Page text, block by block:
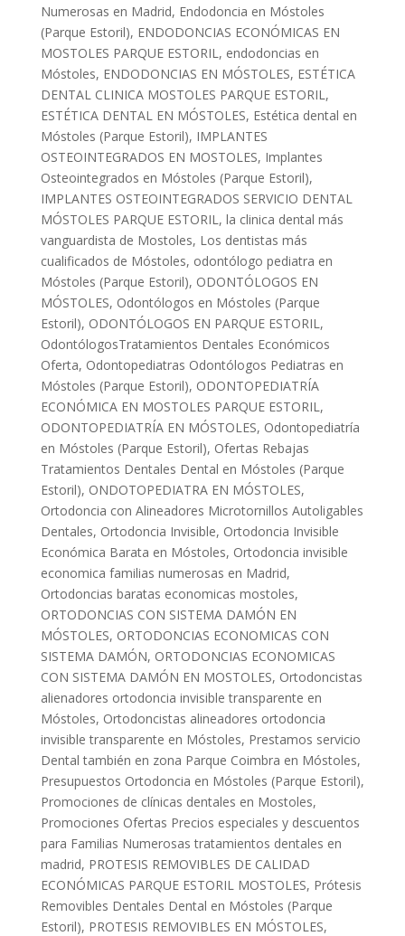
Numerosas en Madrid, Endodoncia en Móstoles
(Parque Estoril), ENDODONCIAS ECONÓMICAS EN
MOSTOLES PARQUE ESTORIL, endodoncias en
Móstoles, ENDODONCIAS EN MÓSTOLES, ESTÉTICA
DENTAL CLINICA MOSTOLES PARQUE ESTORIL,
ESTÉTICA DENTAL EN MÓSTOLES, Estética dental en
Móstoles (Parque Estoril), IMPLANTES
OSTEOINTEGRADOS EN MOSTOLES, Implantes
Osteointegrados en Móstoles (Parque Estoril),
IMPLANTES OSTEOINTEGRADOS SERVICIO DENTAL
MÓSTOLES PARQUE ESTORIL, la clinica dental más
vanguardista de Mostoles, Los dentistas más
cualificados de Móstoles, odontólogo pediatra en
Móstoles (Parque Estoril), ODONTÓLOGOS EN
MÓSTOLES, Odontólogos en Móstoles (Parque
Estoril), ODONTÓLOGOS EN PARQUE ESTORIL,
OdontólogosTratamientos Dentales Económicos
Oferta, Odontopediatras Odontólogos Pediatras en
Móstoles (Parque Estoril), ODONTOPEDIATRÍA
ECONÓMICA EN MOSTOLES PARQUE ESTORIL,
ODONTOPEDIATRÍA EN MÓSTOLES, Odontopediatría
en Móstoles (Parque Estoril), Ofertas Rebajas
Tratamientos Dentales Dental en Móstoles (Parque
Estoril), ONDOTOPEDIATRA EN MÓSTOLES,
Ortodoncia con Alineadores Microtornillos Autoligables
Dentales, Ortodoncia Invisible, Ortodoncia Invisible
Económica Barata en Móstoles, Ortodoncia invisible
economica familias numerosas en Madrid,
Ortodoncias baratas economicas mostoles,
ORTODONCIAS CON SISTEMA DAMÓN EN
MÓSTOLES, ORTODONCIAS ECONOMICAS CON
SISTEMA DAMÓN, ORTODONCIAS ECONOMICAS
CON SISTEMA DAMÓN EN MOSTOLES, Ortodoncistas
alienadores ortodoncia invisible transparente en
Móstoles, Ortodoncistas alineadores ortodoncia
invisible transparente en Móstoles, Prestamos servicio
Dental también en zona Parque Coimbra en Móstoles,
Presupuestos Ortodoncia en Móstoles (Parque Estoril),
Promociones de clínicas dentales en Mostoles,
Promociones Ofertas Precios especiales y descuentos
para Familias Numerosas tratamientos dentales en
madrid, PROTESIS REMOVIBLES DE CALIDAD
ECONÓMICAS PARQUE ESTORIL MOSTOLES, Prótesis
Removibles Dentales Dental en Móstoles (Parque
Estoril), PROTESIS REMOVIBLES EN MÓSTOLES,